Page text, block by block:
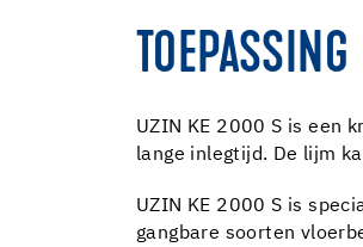
TOEPASSING
UZIN KE 2000 S is een
lange inlegtijd. De lijm
UZIN KE 2000 S is
gangbare soorten